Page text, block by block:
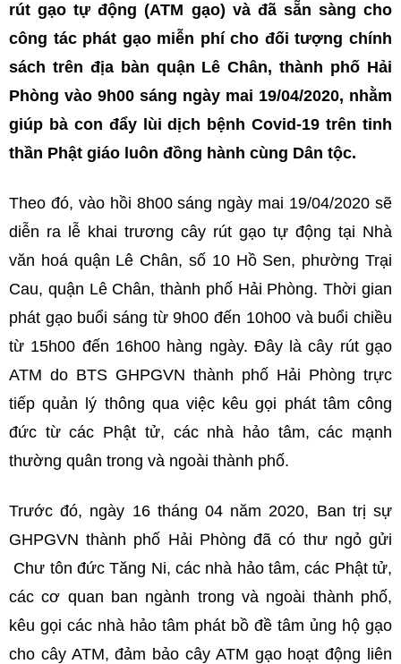
rút gạo tự động (ATM gạo) và đã sẵn sàng cho
công tác phát gạo miễn phí cho đối tượng chính
sách trên địa bàn quận Lê Chân, thành phố Hải
Phòng vào 9h00 sáng ngày mai 19/04/2020, nhằm
giúp bà con đẩy lùi dịch bệnh Covid-19 trên tinh
thần Phật giáo luôn đồng hành cùng Dân tộc.
Theo đó, vào hồi 8h00 sáng ngày mai 19/04/2020 sẽ
diễn ra lễ khai trương cây rút gạo tự động tại Nhà
văn hoá quận Lê Chân, số 10 Hồ Sen, phường Trại
Cau, quận Lê Chân, thành phố Hải Phòng. Thời gian
phát gạo buổi sáng từ 9h00 đến 10h00 và buổi chiều
từ 15h00 đến 16h00 hàng ngày. Đây là cây rút gạo
ATM do BTS GHPGVN thành phố Hải Phòng trực
tiếp quản lý thông qua việc kêu gọi phát tâm công
đức từ các Phật tử, các nhà hảo tâm, các mạnh
thường quân trong và ngoài thành phố.
Trước đó, ngày 16 tháng 04 năm 2020, Ban trị sự
GHPGVN thành phố Hải Phòng đã có thư ngỏ gửi
Chư tôn đức Tăng Ni, các nhà hảo tâm, các Phật tử,
các cơ quan ban ngành trong và ngoài thành phố,
kêu gọi các nhà hảo tâm phát bồ đề tâm ủng hộ gạo
cho cây ATM, đảm bảo cây ATM gạo hoạt động liên